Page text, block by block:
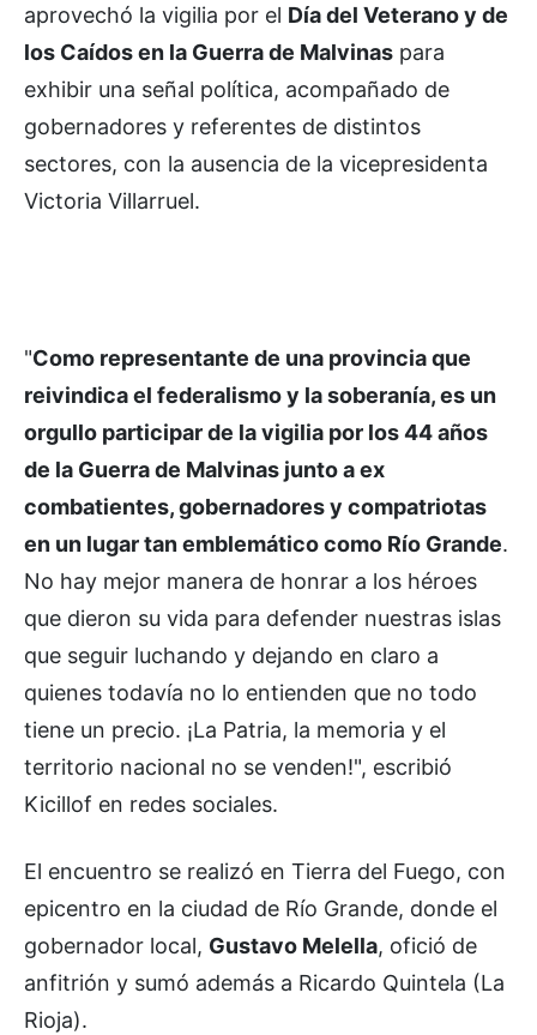
aprovechó la vigilia por el Día del Veterano y de
los Caídos en la Guerra de Malvinas para
exhibir una señal política, acompañado de
gobernadores y referentes de distintos
sectores, con la ausencia de la vicepresidenta
Victoria Villarruel.
"Como representante de una provincia que
reivindica el federalismo y la soberanía, es un
orgullo participar de la vigilia por los 44 años
de la Guerra de Malvinas junto a ex
combatientes, gobernadores y compatriotas
en un lugar tan emblemático como Río Grande.
No hay mejor manera de honrar a los héroes
que dieron su vida para defender nuestras islas
que seguir luchando y dejando en claro a
quienes todavía no lo entienden que no todo
tiene un precio. ¡La Patria, la memoria y el
territorio nacional no se venden!", escribió
Kicillof en redes sociales.
El encuentro se realizó en Tierra del Fuego, con
epicentro en la ciudad de Río Grande, donde el
gobernador local, Gustavo Melella, ofició de
anfitrión y sumó además a Ricardo Quintela (La
Rioja).